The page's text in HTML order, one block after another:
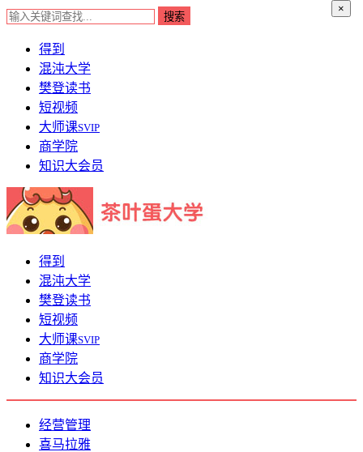
×
得到
混沌大学
樊登读书
短视频
大师课SVIP
商学院
知识大会员
得到
混沌大学
樊登读书
短视频
大师课SVIP
商学院
知识大会员
经营管理
喜马拉雅